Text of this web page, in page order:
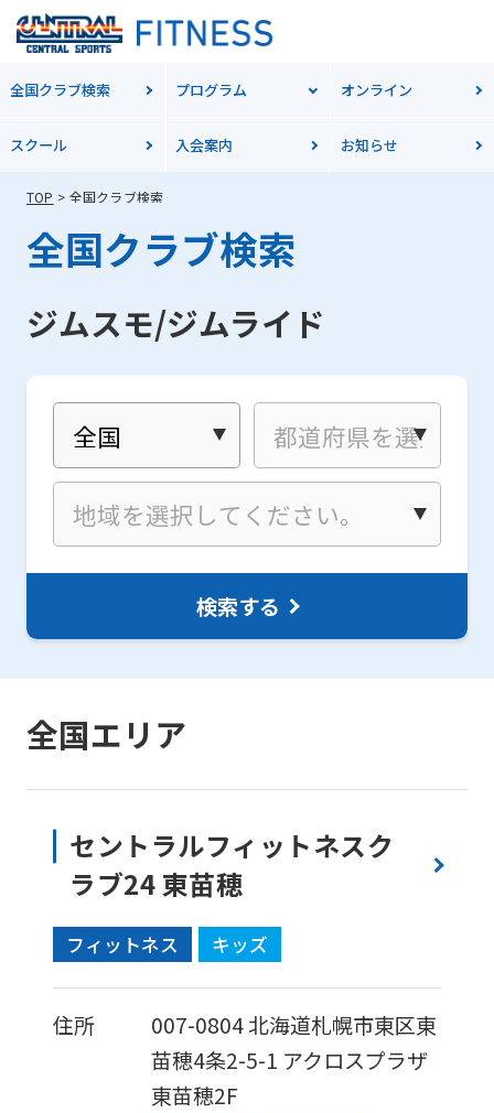
全国クラブ検索 プログラム オンライン
スクール 入会案内 お知らせ
TOP 全国クラブ検索
全国クラブ検索
ジムスモ/ジムライド
検索する
全国エリア
セントラルフィットネスク
ラブ24 東苗穂
フィットネス キッズ
住所 007-0804北海道札幌市東区東
苗穂4条2-5-1 アクロスプラザ
東苗穂2F